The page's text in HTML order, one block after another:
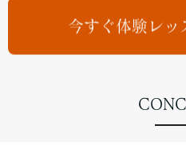
今すぐ体験レッ